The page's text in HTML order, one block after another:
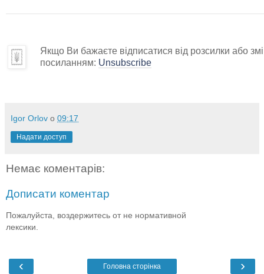
Якщо Ви бажаєте відписатися від розсилки або
посиланням: Unsubscribe
Igor Orlov о 09:17
Надати доступ
Немає коментарів:
Дописати коментар
Пожалуйста, воздержитесь от не нормативной
лексики.
‹ ›
Головна сторінка